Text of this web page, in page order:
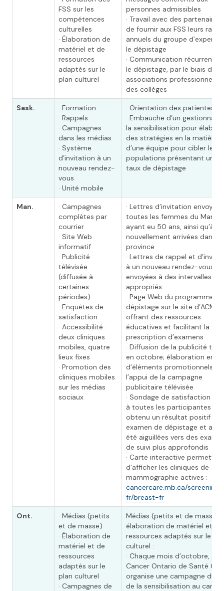
FSS sur les
compétences
culturelles
· Élaboration de
matériel et de
ressources
adaptés sur le
plan culturel
personnes admissibles
· Travail avec des
de fournir aux FSS leurs
annuels du groupe d’experts
le dépistage
· Communication récurrente
le dépistage, par le biais des
associations
des collèges
Sask.
· Formation
· Rappels
· Campagnes
dans les médias
· Système
d’invitation à un
nouveau rendez-
vous
· Unité mobile
· Orientation des patientes
· Embauche d’un
la sensibilisation pour
des stratégies en la matière
d’une équipe pour cibler les
populations présentant un
taux de dépistage
Man.
· Campagnes
complètes par
courrier
· Site Web
informatif
· Publicité
télévisée
(diffusée à
certaines
périodes)
· Enquêtes de
satisfaction
· Accessibilité :
deux cliniques
mobiles, quatre
lieux fixes
· Promotion des
cliniques mobiles
sur les médias
sociaux
· Lettres d’invitation
toutes les femmes du
ayant eu 50 ans, ainsi qu’à
nouvellement arrivées dans la
province
· Lettres de rappel et
à un nouveau rendez-vous
envoyées à des intervalles
appropriés
· Page Web du programme de
dépistage sur le site d’ACMB
offrant des ressources
éducatives et facilitant la
prescription d’examens
· Diffusion de la publicité
en octobre; élaboration en
d’éléments promotionnels à
l’appui de la campagne
publicitaire télévisée
· Sondage de satisfaction
à toutes les participantes
obtenu un résultat positif à
examen de dépistage et
été aiguillées vers des
de suivi plus approfondis
· Carte interactive
d’afficher les cliniques de
mammographie actives :
cancercare.mb.ca/
fr/breast-fr
Ont.
· Médias (petits
et de masse)
· Élaboration de
matériel et de
ressources
adaptés sur le
plan culturel
· Campagnes de
Médias (petits et de masse)
élaboration de matériel et de
ressources adaptés sur le
culturel :
· Chaque mois d’octobre,
Cancer Ontario de Santé
organise une campagne du
de la sensibilisation au